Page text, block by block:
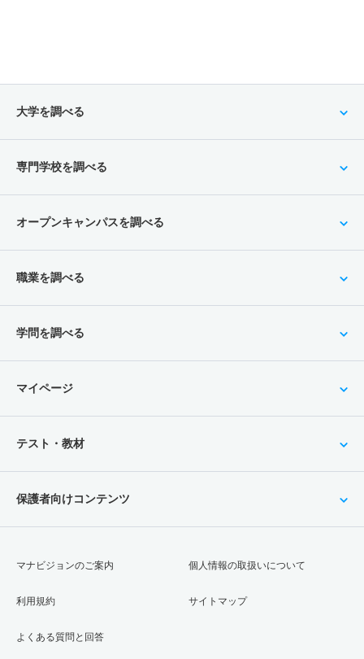
大学を調べる
専門学校を調べる
オープンキャンパスを調べる
職業を調べる
学問を調べる
マイページ
テスト・教材
保護者向けコンテンツ
マナビジョンのご案内
利用規約
よくある質問と回答
個人情報の取扱いについて
サイトマップ